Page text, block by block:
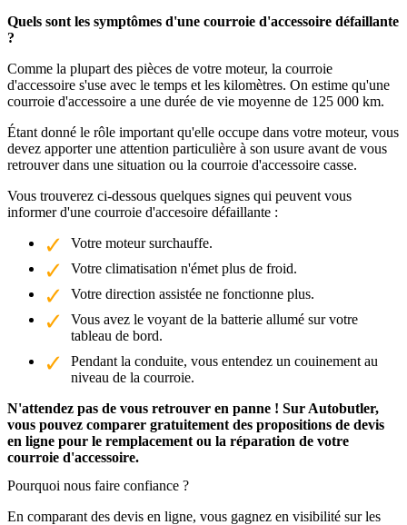
Quels sont les symptômes d'une courroie d'accessoire défaillante
?
Comme la plupart des pièces de votre moteur, la courroie
d'accessoire s'use avec le temps et les kilomètres. On estime qu'une
courroie d'accessoire a une durée de vie moyenne de 125 000 km.
Étant donné le rôle important qu'elle occupe dans votre moteur, vous
devez apporter une attention particulière à son usure avant de vous
retrouver dans une situation ou la courroie d'accessoire casse.
Vous trouverez ci-dessous quelques signes qui peuvent vous
informer d'une courroie d'accesoire défaillante :
Votre moteur surchauffe.
Votre climatisation n'émet plus de froid.
Votre direction assistée ne fonctionne plus.
Vous avez le voyant de la batterie allumé sur votre
tableau de bord.
Pendant la conduite, vous entendez un couinement au
niveau de la courroie.
N'attendez pas de vous retrouver en panne ! Sur Autobutler,
vous pouvez comparer gratuitement des propositions de devis
en ligne pour le remplacement ou la réparation de votre
courroie d'accessoire.
Pourquoi nous faire confiance ?
En comparant des devis en ligne, vous gagnez en visibilité sur les